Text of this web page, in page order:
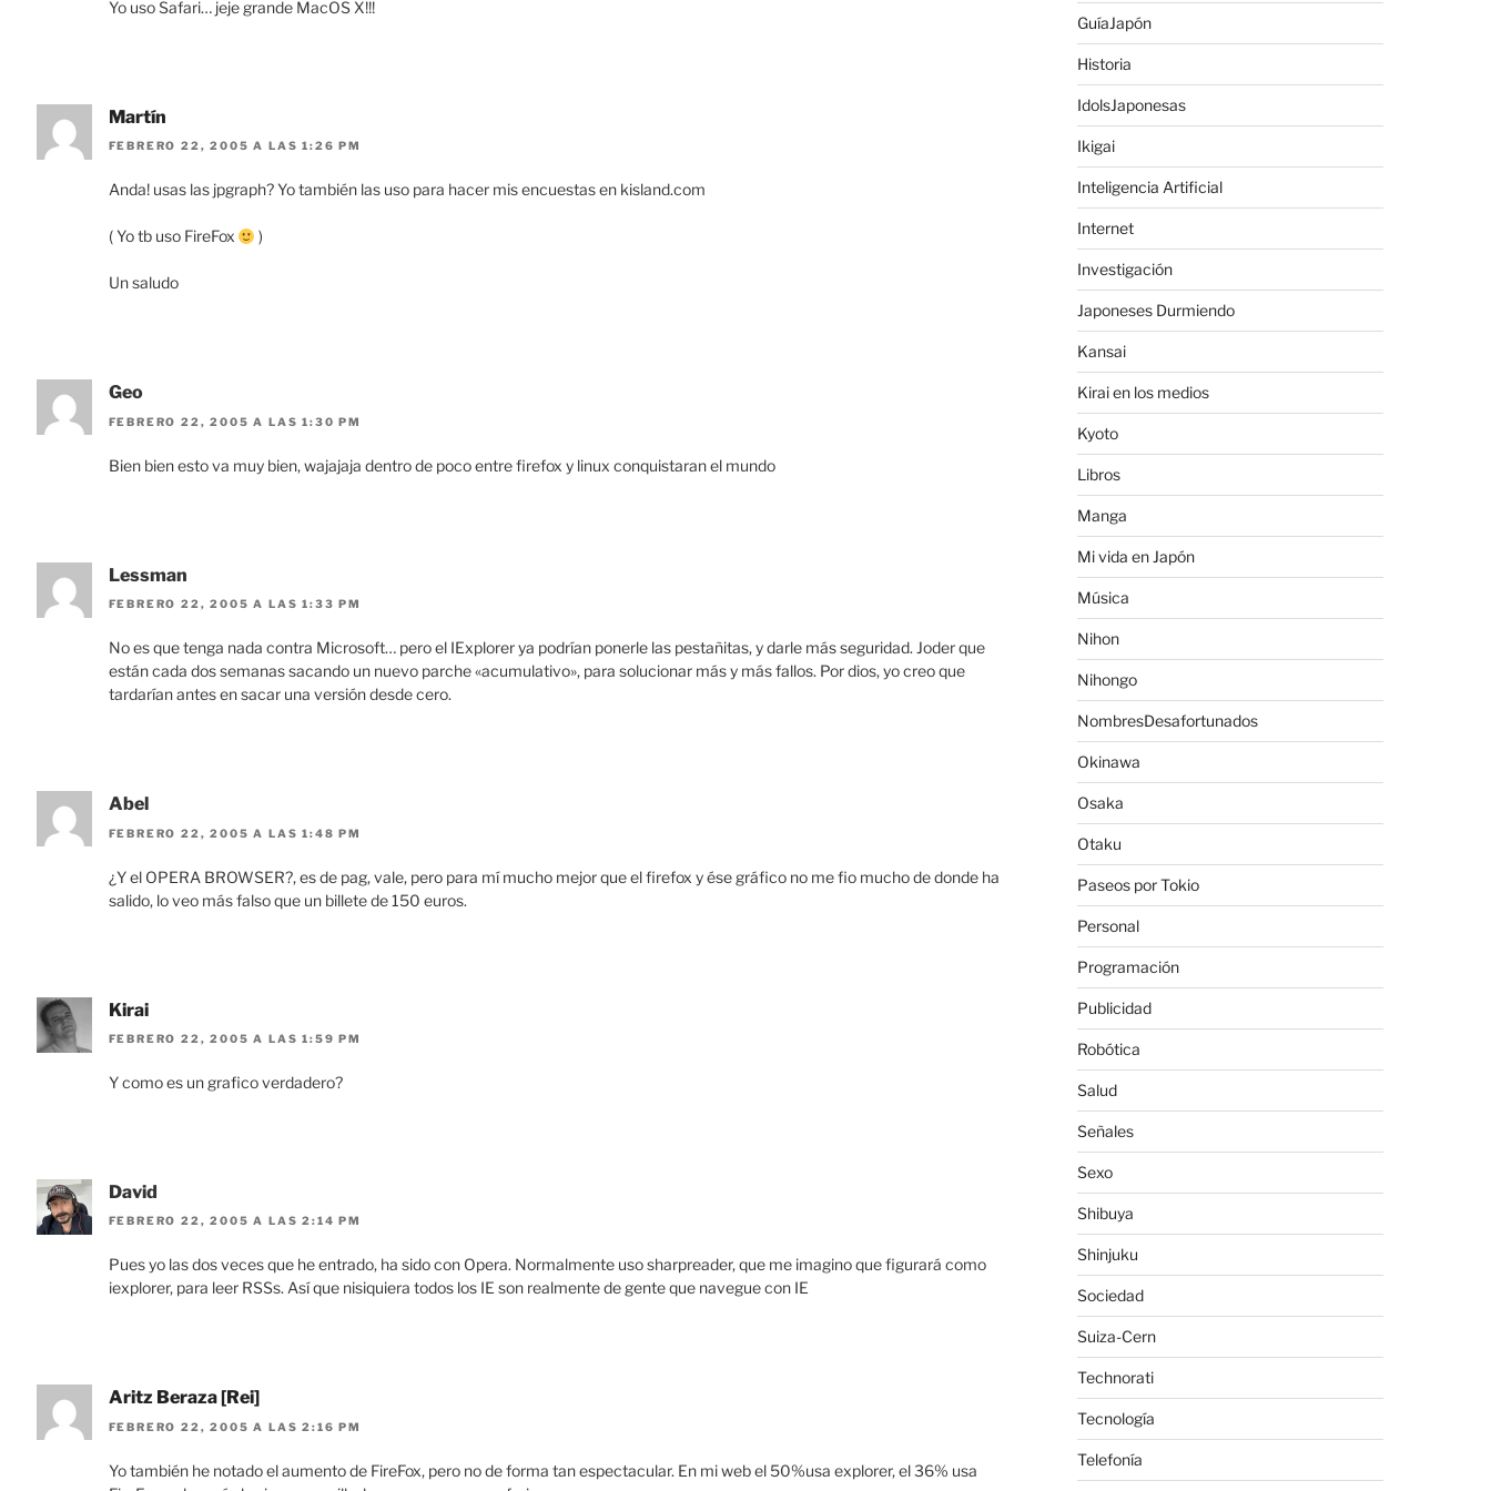
Yo uso Safari… jeje grande MacOS X!!!
Martín
FEBRERO 22, 2005 A LAS 1:26 PM
Anda! usas las jpgraph? Yo también las uso para hacer mis encuestas en kisland.com
( Yo tb uso FireFox )
Un saludo
Geo
FEBRERO 22, 2005 A LAS 1:30 PM
Bien bien esto va muy bien, wajajaja dentro de poco entre firefox y linux conquistaran el mundo
Lessman
FEBRERO 22, 2005 A LAS 1:33 PM
No es que tenga nada contra Microsoft… pero el IExplorer ya podrían ponerle las pestañitas, y darle más seguridad. Joder que
están cada dos semanas sacando un nuevo parche «acumulativo», para solucionar más y más fallos. Por dios, yo creo que
tardarían antes en sacar una versión desde cero.
Abel
FEBRERO 22, 2005 A LAS 1:48 PM
¿Y el OPERA BROWSER?, es de pag, vale, pero para mí mucho mejor que el firefox y ése gráfico no me fio mucho de donde ha
salido, lo veo más falso que un billete de 150 euros.
Kirai
FEBRERO 22, 2005 A LAS 1:59 PM
Y como es un grafico verdadero?
David
FEBRERO 22, 2005 A LAS 2:14 PM
Pues yo las dos veces que he entrado, ha sido con Opera. Normalmente uso sharpreader, que me imagino que figurará como
iexplorer, para leer RSSs. Así que nisiquiera todos los IE son realmente de gente que navegue con IE
Aritz Beraza [Rei]
FEBRERO 22, 2005 A LAS 2:16 PM
Yo también he notado el aumento de FireFox, pero no de forma tan espectacular. En mi web el 50%usa explorer, el 36% usa
GuíaJapón
Historia
IdolsJaponesas
Ikigai
Inteligencia Artificial
Internet
Investigación
Japoneses Durmiendo
Kansai
Kirai en los medios
Kyoto
Libros
Manga
Mi vida en Japón
Música
Nihon
Nihongo
NombresDesafortunados
Okinawa
Osaka
Otaku
Paseos por Tokio
Personal
Programación
Publicidad
Robótica
Salud
Señales
Sexo
Shibuya
Shinjuku
Sociedad
Suiza-Cern
Technorati
Tecnología
Telefonía